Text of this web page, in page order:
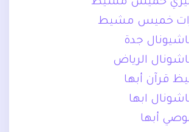
خميس مشيط
خميس مشيط
جدة
الرياض
قرآن أبها
ابها
أبها